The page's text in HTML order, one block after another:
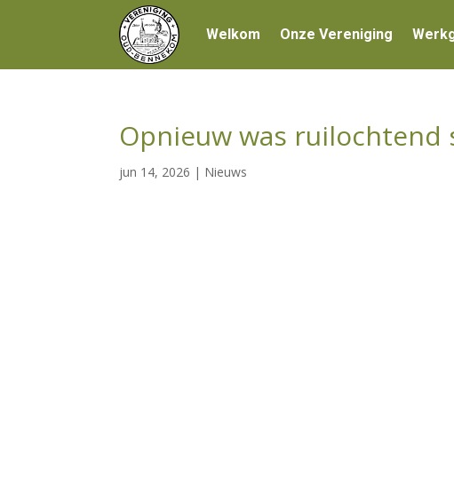
Welkom Onze Vereniging
Opnieuw was ruilochtend
jun 14, 2026 | Nieuws